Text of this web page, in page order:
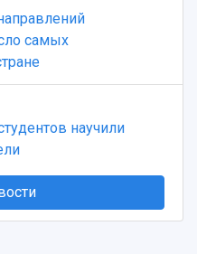
самых
научили